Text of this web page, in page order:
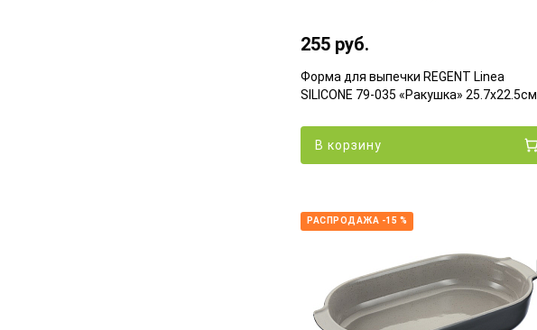
255 руб.
Форма для выпечки REGENT Linea
SILICONE 79-035 «Ракушка» 25.7х22.5см
В корзину
РАСПРОДАЖА -15 %